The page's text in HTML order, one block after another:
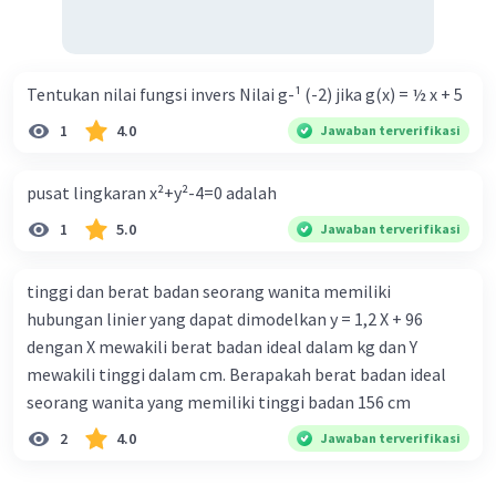
Iklan
Tentukan nilai fungsi invers Nilai g-¹ (-2) jika g(x) = ½ x + 5
1 4.0 Jawaban terverifikasi
pusat lingkaran x²+y²-4=0 adalah
1 5.0 Jawaban terverifikasi
tinggi dan berat badan seorang wanita memiliki
hubungan linier yang dapat dimodelkan y = 1,2 X + 96
dengan X mewakili berat badan ideal dalam kg dan Y
mewakili tinggi dalam cm. Berapakah berat badan ideal
seorang wanita yang memiliki tinggi badan 156 cm
2 4.0 Jawaban terverifikasi